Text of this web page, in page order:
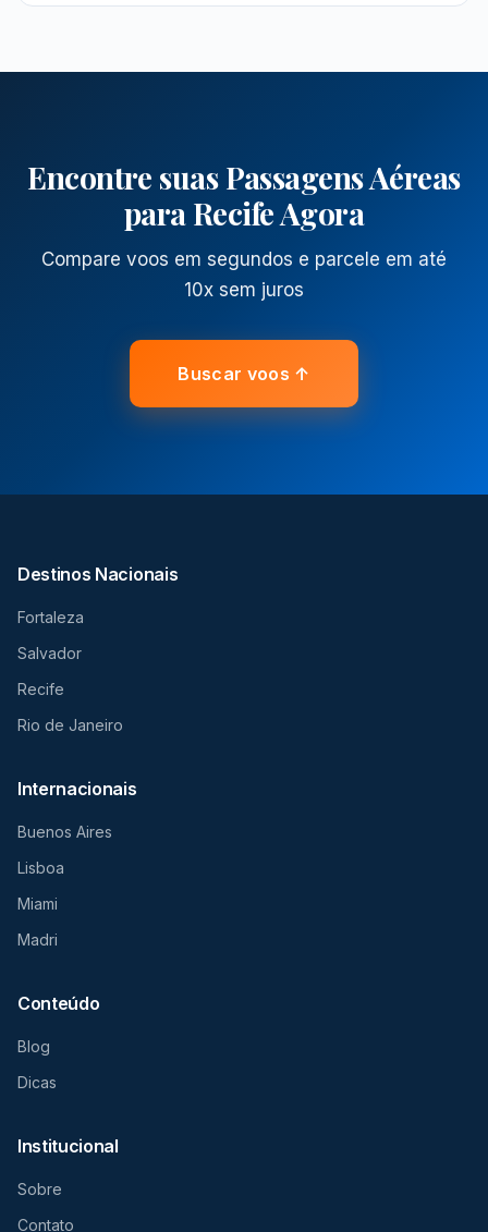
Maceió tem suas próprias particularidades.
Encontre suas Passagens Aéreas
para Recife Agora
Compare voos em segundos e parcele em até
10x sem juros
Buscar voos ↑
Destinos Nacionais
Fortaleza
Salvador
Recife
Rio de Janeiro
Internacionais
Buenos Aires
Lisboa
Miami
Madri
Conteúdo
Blog
Dicas
Institucional
Sobre
Contato